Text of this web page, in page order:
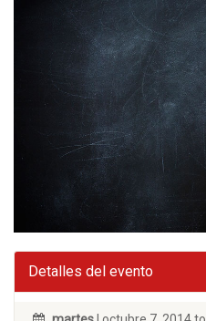
Detalles del evento